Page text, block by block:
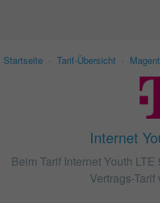
Startseite Tarif-Übersicht
Internet
Beim Tarif Internet Youth
Vertrags-